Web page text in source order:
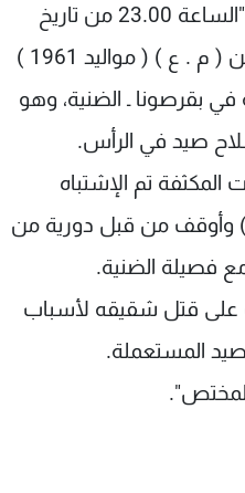
العلاقات العامة البلاغ الآتي: "الساعة 23.00 من تاريخ
25/1/2013 عثر على المواطن ( م . ع ) ( مواليد 1961 )
بقرصونا ـ الضنية، وهو
صيد في الرأس.
المكثفة تم الإشتباه
بشقيقه ( أ ) مواليد ( 1992 ) وأوقف من قبل دورية من
فصيلة الضنية.
على قتل شقيقه لأسباب
المستعملة.
معنا
الإسـتخدام
الخصوصية